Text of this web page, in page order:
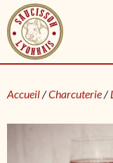
Accueil/Charcuterie/